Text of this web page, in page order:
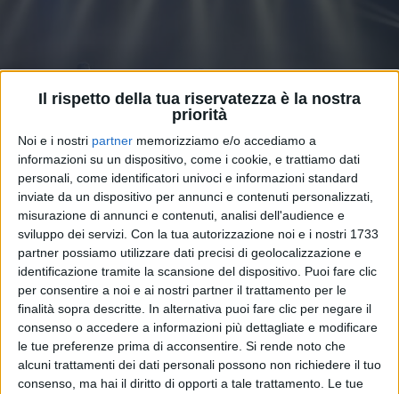
Il rispetto della tua riservatezza è la nostra
priorità
Noi e i nostri partner memorizziamo e/o accediamo a
informazioni su un dispositivo, come i cookie, e trattiamo dati
personali, come identificatori univoci e informazioni standard
inviate da un dispositivo per annunci e contenuti personalizzati,
misurazione di annunci e contenuti, analisi dell'audience e
sviluppo dei servizi. Con la tua autorizzazione noi e i nostri 1733
partner possiamo utilizzare dati precisi di geolocalizzazione e
identificazione tramite la scansione del dispositivo. Puoi fare clic
per consentire a noi e ai nostri partner il trattamento per le
finalità sopra descritte. In alternativa puoi fare clic per negare il
consenso o accedere a informazioni più dettagliate e modificare
le tue preferenze prima di acconsentire. Si rende noto che
alcuni trattamenti dei dati personali possono non richiedere il tuo
consenso, ma hai il diritto di opporti a tale trattamento. Le tue
VIDEO
Madame - L'Amore (Showcase
30/03/2023)